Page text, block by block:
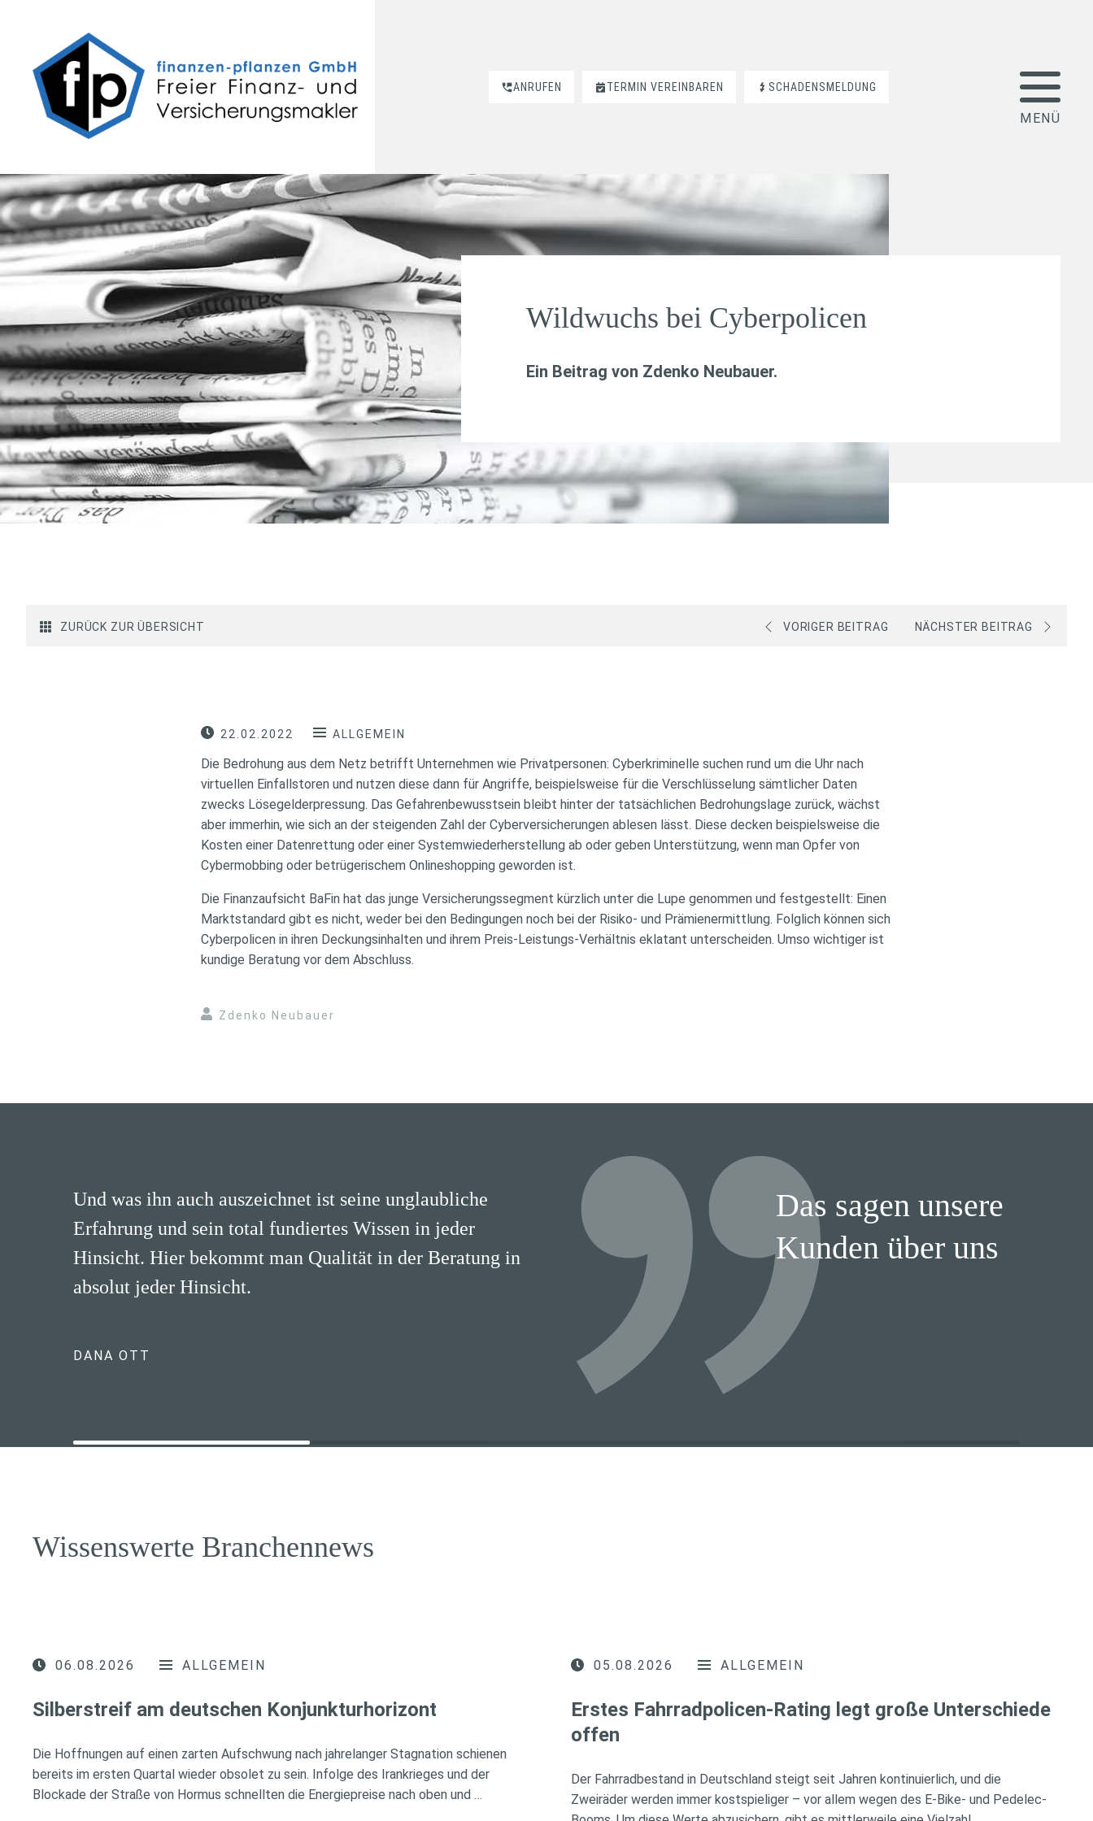
ANRUFEN TERMIN VEREINBAREN SCHADENSMELDUNG
Wildwuchs bei Cyberpolicen
Ein Beitrag von Zdenko Neubauer.
ZURÜCK ZUR ÜBERSICHT VORIGER BEITRAG NÄCHSTER BEITRAG
22.02.2022 ALLGEMEIN
Die Bedrohung aus dem Netz betrifft Unternehmen wie Privatpersonen: Cyberkriminelle suchen rund um die Uhr nach
virtuellen Einfallstoren und nutzen diese dann für Angriffe, beispielsweise für die Verschlüsselung sämtlicher Daten
zwecks Lösegelderpressung. Das Gefahrenbewusstsein bleibt hinter der tatsächlichen Bedrohungslage zurück, wächst
aber immerhin, wie sich an der steigenden Zahl der Cyberversicherungen ablesen lässt. Diese decken beispielsweise die
Kosten einer Datenrettung oder einer Systemwiederherstellung ab oder geben Unterstützung, wenn man Opfer von
Cybermobbing oder betrügerischem Onlineshopping geworden ist.
Die Finanzaufsicht BaFin hat das junge Versicherungssegment kürzlich unter die Lupe genommen und festgestellt: Einen
Marktstandard gibt es nicht, weder bei den Bedingungen noch bei der Risiko- und Prämienermittlung. Folglich können sich
Cyberpolicen in ihren Deckungsinhalten und ihrem Preis-Leistungs-Verhältnis eklatant unterscheiden. Umso wichtiger ist
kundige Beratung vor dem Abschluss.
Zdenko Neubauer
Das sagen unsere
Kunden über uns
Und was ihn auch auszeichnet ist seine unglaubliche
Erfahrung und sein total fundiertes Wissen in jeder
Hinsicht. Hier bekommt man Qualität in der Beratung in
absolut jeder Hinsicht.
DANA OTT
Wissenswerte Branchennews
06.08.2026 ALLGEMEIN
Silberstreif am deutschen Konjunkturhorizont
Die Hoffnungen auf einen zarten Aufschwung nach jahrelanger Stagnation schienen
bereits im ersten Quartal wieder obsolet zu sein. Infolge des Irankrieges und der
Blockade der Straße von Hormus schnellten die Energiepreise nach oben und …
05.08.2026 ALLGEMEIN
Erstes Fahrradpolicen-Rating legt große Unterschiede
offen
Der Fahrradbestand in Deutschland steigt seit Jahren kontinuierlich, und die
Zweiräder werden immer kostspieliger – vor allem wegen des E-Bike- und Pedelec-